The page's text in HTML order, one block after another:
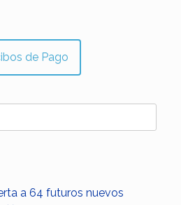
de Pago
a 64 futuros nuevos